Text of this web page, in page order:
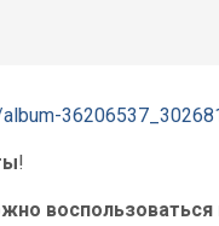
!
воспользоваться